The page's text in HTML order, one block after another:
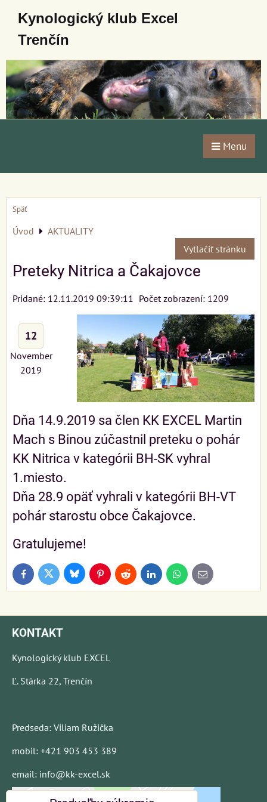
Kynologický klub Excel
Trenčín
Menu
Späť
Úvod
AKTUALITY
Vytlačiť stránku
Preteky Nitrica a Čakajovce
Pridané: 12.11.2019 09:39:11 Počet zobrazení: 1209
12
November
2019
Dňa 14.9.2019 sa člen KK EXCEL Martin
Mach s Binou zúčastnil preteku o pohár
KK Nitrica v kategórii BH-SK vyhral
1.miesto.
Dňa 28.9 opäť vyhrali v kategórii BH-VT
pohár starostu obce Čakajovce.
Gratulujeme!
FacebookTwitter BlueskyPinterestReddit LinkedInWhatsApp
E-
mail
KONTAKT
Kynologický klub EXCEL
Ľ. Stárka 22, Trenčín
Predseda: Viliam Ružička
mobil: +421 903 453 389
email: info@kk-excel.sk